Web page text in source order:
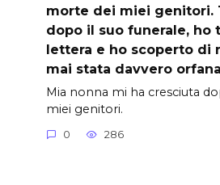
morte dei miei genitori.
dopo il suo funerale, ho
lettera e ho scoperto di
mai stata davvero
Mia nonna mi ha cresciuta
miei genitori.
0 286